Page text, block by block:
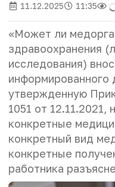
11.12.2025 11:35
«Может ли
здравоохранения
исследования)
информированного
утвержденную
1051 от 12.11.2021,
конкретные
конкретный вид
конкретные
работника